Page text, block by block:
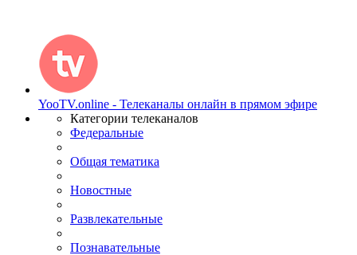
YooTV.online - Телеканалы онлайн в прямом эфире
Категории телеканалов
Федеральные
Общая тематика
Новостные
Развлекательные
Познавательные